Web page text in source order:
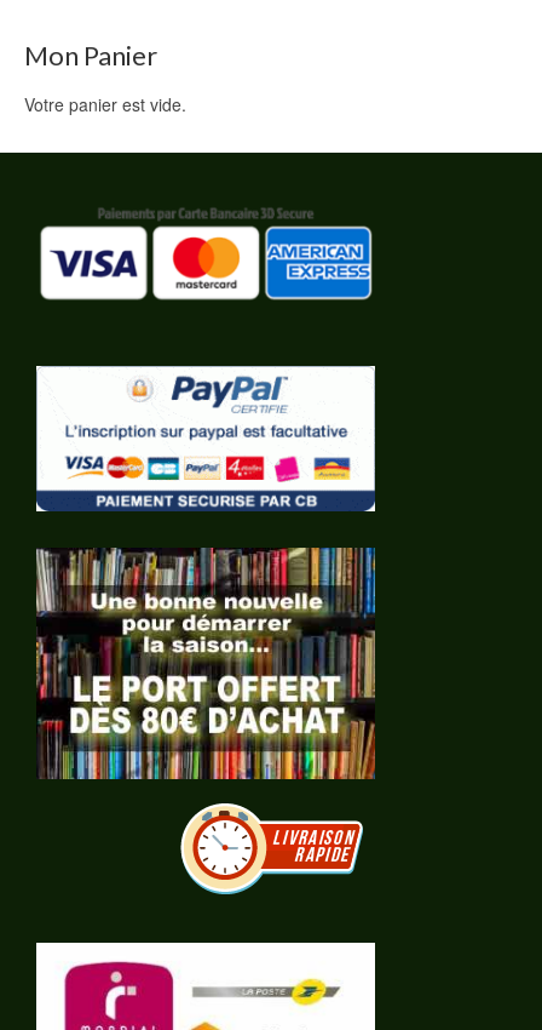
Mon Panier
Votre panier est vide.